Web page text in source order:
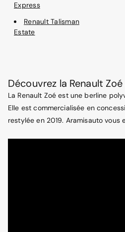
Express
Renault Talisman
Estate
Découvrez la Renault
La Renault Zoé est une berline
Elle est commercialisée en
restylée en 2019. Aramisauto vous